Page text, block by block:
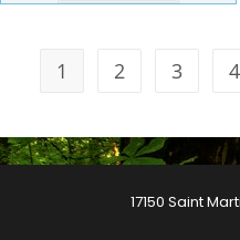
1 2 3 4
17150 Saint